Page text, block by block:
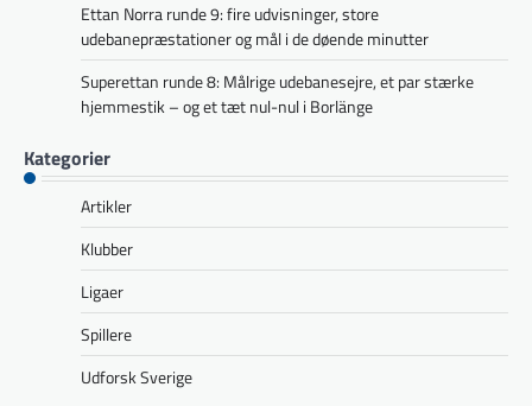
Ettan Norra runde 9: fire udvisninger, store
udebanepræstationer og mål i de døende minutter
Superettan runde 8: Målrige udebanesejre, et par stærke
hjemmestik – og et tæt nul-nul i Borlänge
Kategorier
Artikler
Klubber
Ligaer
Spillere
Udforsk Sverige